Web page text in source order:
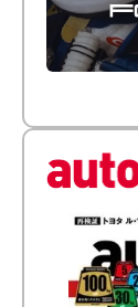
倒す相
【